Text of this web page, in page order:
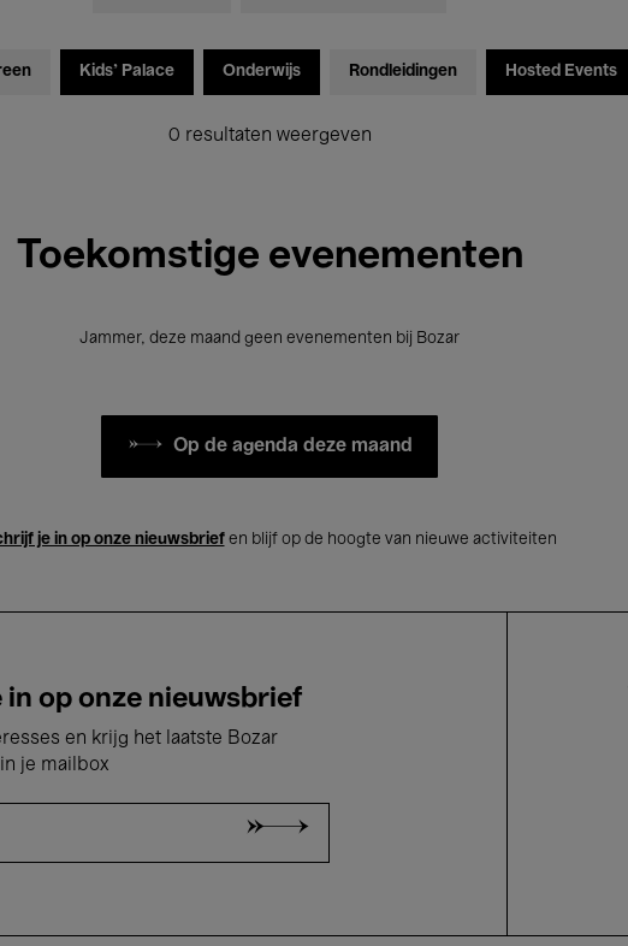
Kids’ Palace Onderwijs Rondleidingen Hosted Events
0 resultaten weergeven
Toekomstige evenementen
Jammer, deze maand geen evenementen bij Bozar
Op de agenda deze maand
je in op onze nieuwsbriefen blijf op de hoogte van nieuwe activiteiten
op onze nieuwsbrief
en krijg het laatste Bozar
je mailbox